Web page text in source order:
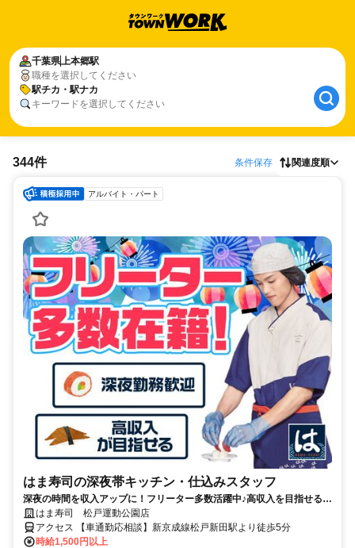
千葉県上本郷駅
職種を選択してください
駅チカ・駅ナカ
キーワードを選択してください
344件 条件保存 関連度順
アルバイト・パート
はま寿司の深夜帯キッチン・仕込みスタッフ
深夜の時間を収入アップに！フリーター多数活躍中♪高収入を目指せる環
境です！
はま寿司 松戸運動公園店
アクセス 【車通勤応相談】新京成線松戸新田駅より徒歩5分
時給1,500円以上